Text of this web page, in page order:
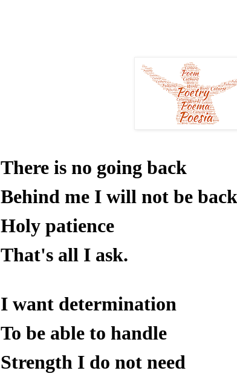
There is no going back
Behind me I will not be
Holy patience
That's all I ask.
I want determination
To be able to handle
Strength I do not need